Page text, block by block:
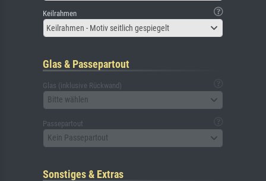
Keilrahmen
Keilrahmen - Motiv seitlich gespiegelt
Glas & Passepartout
Glas (inklusive Rückwand)
Bitte wählen
Passepartout
Kein Passepartout
Sonstiges & Extras